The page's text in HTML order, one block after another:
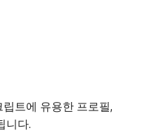
트에 유용한 프로필,
니다.